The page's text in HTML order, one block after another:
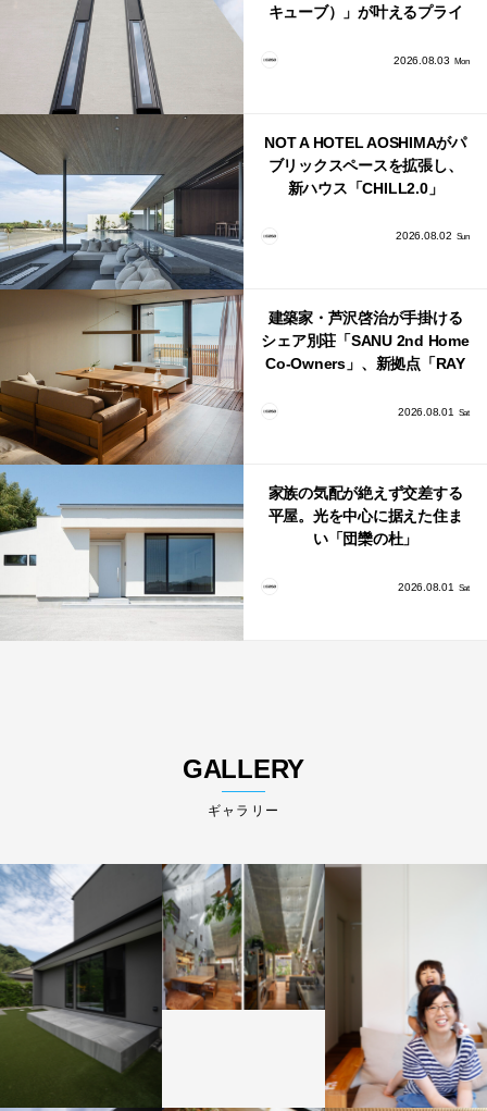
キューブ）」が叶えるプライ
2026.08.03 Mon
NOT A HOTEL AOSHIMAがパ
ブリックスペースを拡張し、
新ハウス「CHILL2.0」
2026.08.02 Sun
建築家・芦沢啓治が手掛ける
シェア別荘「SANU 2nd Home
Co-Owners」、新拠点「RAY
2026.08.01 Sat
家族の気配が絶えず交差する
平屋。光を中心に据えた住ま
い「団欒の杜」
2026.08.01 Sat
GALLERY
ギャラリー